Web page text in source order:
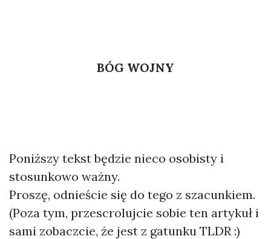
BÓG WOJNY
Poniższy tekst będzie nieco osobisty i
stosunkowo ważny.
Proszę, odnieście się do tego z szacunkiem.
(Poza tym, przescrolujcie sobie ten artykuł i
sami zobaczcie, że jest z gatunku TLDR :)